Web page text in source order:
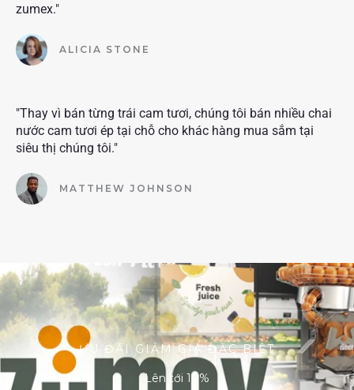
zumex."
ALICIA STONE
"Thay vì bán từng trái cam tươi, chúng tôi bán nhiều chai
nước cam tươi ép tại chỗ cho khác hàng mua sắm tại
siêu thị chúng tôi."
MATTHEW JOHNSON
ƯU ĐÃI GIẢM GIÁ ĐẶC BIỆT
Lên tới 10%